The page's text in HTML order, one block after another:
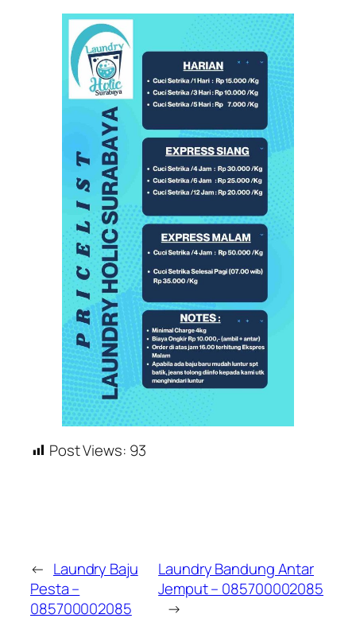
Post Views: 93
← Laundry Baju
Pesta –
085700002085
Laundry Bandung Antar
Jemput – 085700002085
→